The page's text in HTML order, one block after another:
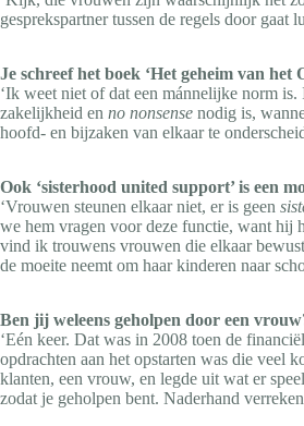
gesprekspartner tussen de regels door gaat
Je schreef het boek ‘Het geheim van
‘Ik weet niet of dat een mánnelijke norm
zakelijkheid en no nonsense nodig is,
hoofd- en bijzaken van elkaar te
Ook ‘sisterhood united support’ is een
‘Vrouwen steunen elkaar niet, er is geen
we hem vragen voor deze functie, want hij
vind ik trouwens vrouwen die elkaar
de moeite neemt om haar kinderen naar
Ben jij weleens geholpen door een
‘Eén keer. Dat was in 2008 toen de
opdrachten aan het opstarten was die veel
klanten, een vrouw, en legde uit wat er
zodat je geholpen bent. Naderhand